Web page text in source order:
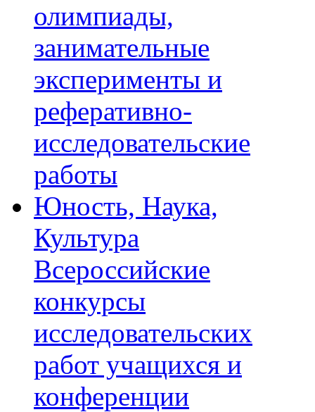
олимпиады,
занимательные
эксперименты и
реферативно-
исследовательские
работы
Юность, Наука,
Культура
Всероссийские
конкурсы
исследовательских
работ учащихся и
конференции